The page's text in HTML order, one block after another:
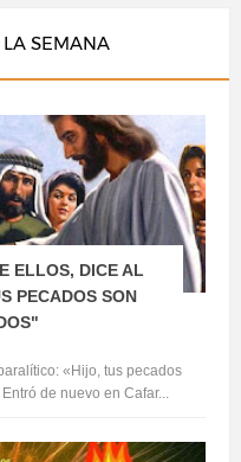
LA SEMANA
ELLOS, DICE AL
PECADOS SON
«Hijo, tus pecados
de nuevo en Cafar...